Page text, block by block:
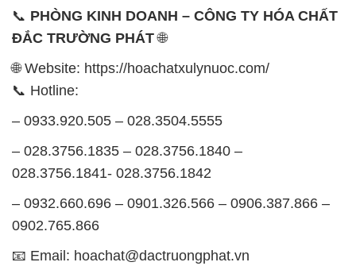
📞 PHÒNG KINH DOANH – CÔNG TY HÓA CHẤT
ĐẮC TRƯỜNG PHÁT🌐
🌐 Website: https://hoachatxulynuoc.com/
📞 Hotline:
– 0933.920.505 – 028.3504.5555
– 028.3756.1835 – 028.3756.1840 –
028.3756.1841- 028.3756.1842
– 0932.660.696 – 0901.326.566 – 0906.387.866 –
0902.765.866
📧 Email: hoachat@dactruongphat.vn